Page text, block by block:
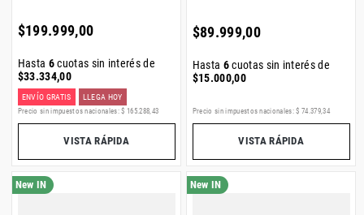
$199.999,00
Hasta 6cuotas sin interés de
$33.334,00
ENVÍO GRATIS LLEGA HOY
Precio sin impuestos nacionales: $ 165.288 43
VISTA RÁPIDA
$89.999,00
Hasta 6cuotas sin interés de
$15.000,00
Precio sin impuestos nacionales: $ 74 379,34
VISTA RÁPIDA